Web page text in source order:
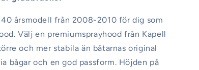
årsmodell från 2008-2010 för dig som
Välj en premiumsprayhood från Kapell
och mer stabila än båtarnas original
bågar och en god passform. Höjden på